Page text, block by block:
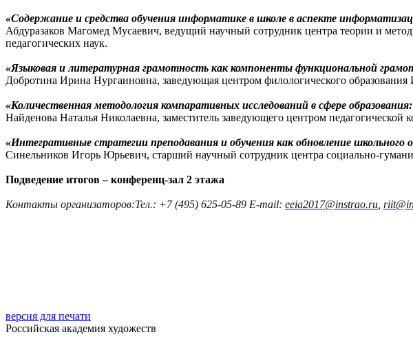
«Содержание и средства обучения информатике в школе в аспекте
Абдуразаков Магомед Мусаевич, ведущий научный сотрудник центра теории и
педагогических наук.
«Языковая и литературная грамотность как компоненты функциональной
Добротина Ирина Нургаиновна, заведующая центром филологического образования
«Количественная методология компаративных исследований в сфере
Найденова Наталья Николаевна, заместитель заведующего центром
«Интегративные стратегии преподавания и обучения как обновление школьного
Синельников Игорь Юрьевич, старший научный сотрудник центра социально-
Подведение итогов – конференц-зал 2 этажа
Контакты организаторов:Тел.: +7 (495) 625-05-89 E-mail: eeia2017@instrao.ru
версия для печати
Российская академия художеств